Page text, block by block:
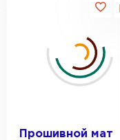
Прошивной мат